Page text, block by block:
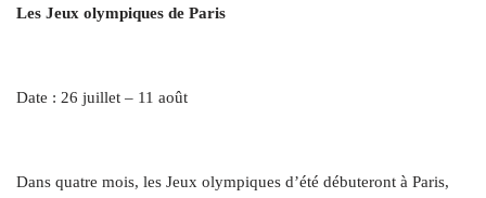
Les Jeux olympiques de Paris
Date : 26 juillet – 11 août
Dans quatre mois, les Jeux olympiques d’été débuteront à Paris,